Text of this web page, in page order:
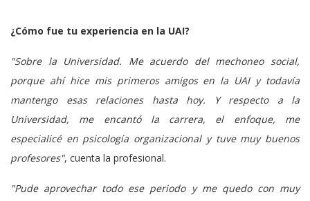
¿Cómo fue tu experiencia en la UAI?
"Sobre la Universidad. Me acuerdo del mechoneo social,
porque ahí hice mis primeros amigos en la UAI y todavía
mantengo esas relaciones hasta hoy. Y respecto a la
Universidad, me encantó la carrera, el enfoque, me
especialicé en psicología organizacional y tuve muy buenos
profesores", cuenta la profesional.
"Pude aprovechar todo ese periodo y me quedo con muy